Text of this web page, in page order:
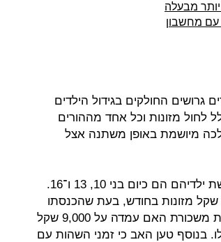
יותר מבעלה
עם מחשבון
החולקים בגידול הילדים
לחול מזונות וכל אחד מההורים
מיושמת באופן משתנה אצל
בני הזוג נישאו ב־1998 והתגרשו ב־2017. שלושת ילדיהם הם כיום בני 10, 13 ו־16.
האב טען כי במועד הגירושין חויב לשלם 6,150 שקל מזונות בחודש, בעת שהכנסתו
היא 12,700 שקל נטו בחודש. לדבריו באותה עת משכורת האם עמדה על 9,000 שקל
בנוסף טען האב כי זמני השהות עם